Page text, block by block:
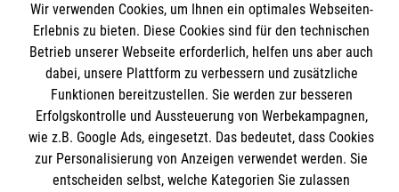
Angebote & Leistungen
Kursangebote
Mitarbeiten
Stellenangebote
Wir Malteser
Informationen
Kontakt
Presse und Medien
Transparenz
Malteser online
Wir verwenden Cookies, um Ihnen ein optimales Webseiten-
Erlebnis zu bieten. Diese Cookies sind für den technischen
Betrieb unserer Webseite erforderlich, helfen uns aber auch
dabei, unsere Plattform zu verbessern und zusätzliche
Funktionen bereitzustellen. Sie werden zur besseren
Erfolgskontrolle und Aussteuerung von Werbekampagnen,
wie z.B. Google Ads, eingesetzt. Das bedeutet, dass Cookies
zur Personalisierung von Anzeigen verwendet werden. Sie
entscheiden selbst, welche Kategorien Sie zulassen